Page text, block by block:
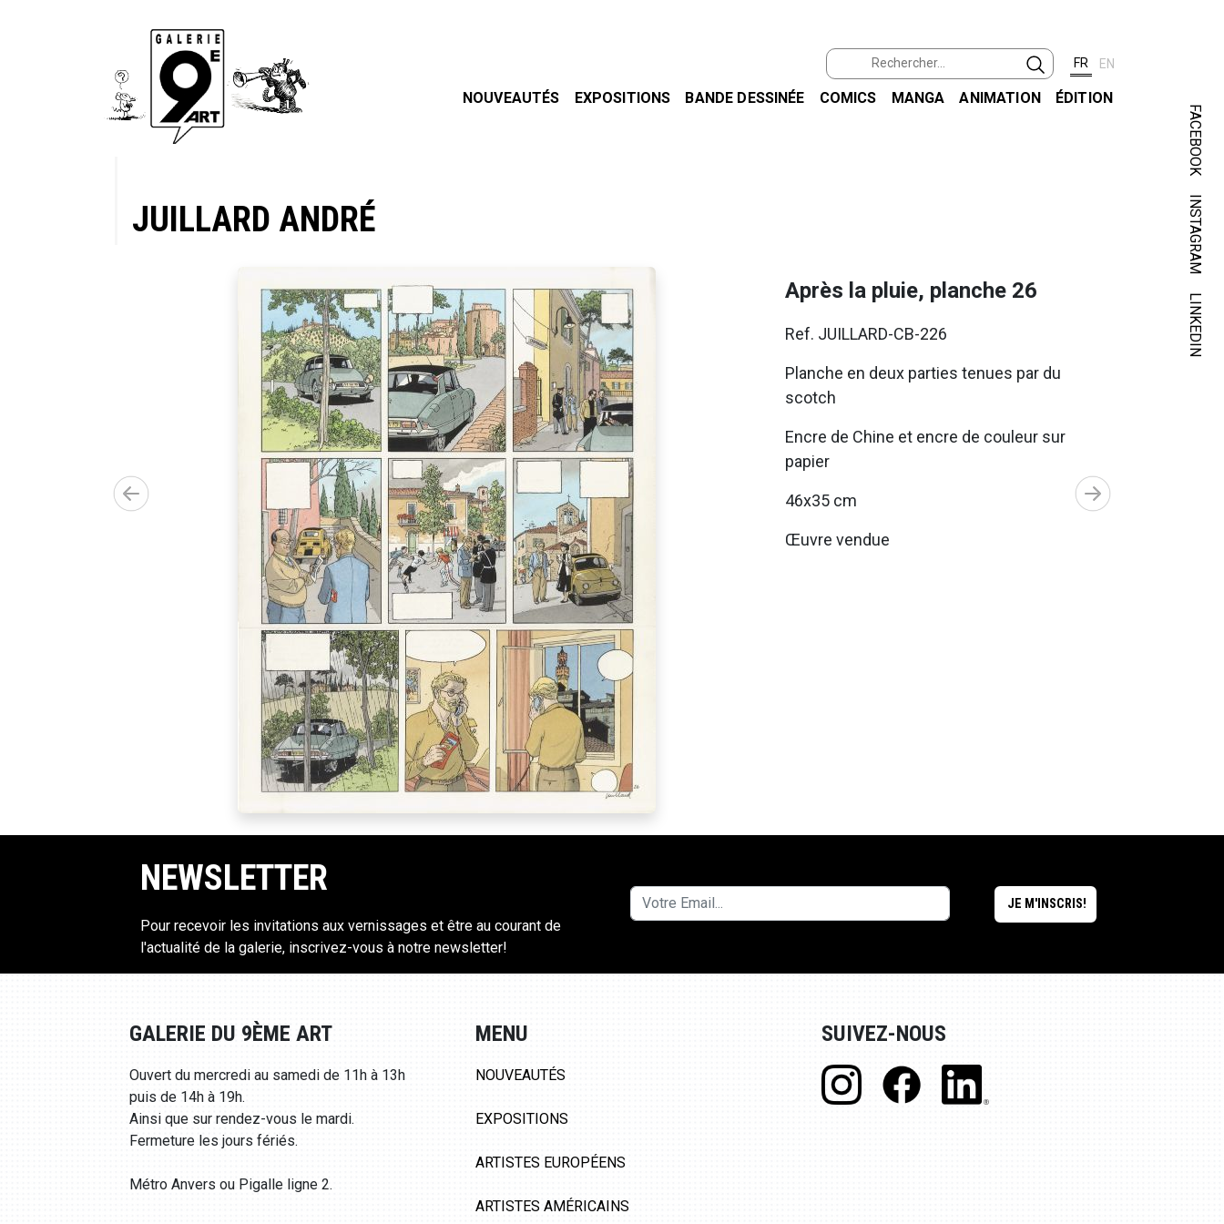
FR EN
NOUVEAUTÉS EXPOSITIONS BANDE DESSINÉE COMICS MANGA ANIMATION ÉDITION
FACEBOOK
INSTAGRAM
LINKEDIN
JUILLARD ANDRÉ
Après la pluie, planche 26
Ref. JUILLARD-CB-226
Planche en deux parties tenues par du
scotch
Encre de Chine et encre de couleur sur
papier
46x35 cm
Œuvre vendue
NEWSLETTER
Pour recevoir les invitations aux vernissages et être au courant de
l'actualité de la galerie, inscrivez-vous à notre newsletter!
GALERIE DU 9ÈME ART
Ouvert du mercredi au samedi de 11h à 13h
puis de 14h à 19h.
Ainsi que sur rendez-vous le mardi.
Fermeture les jours fériés.
Métro Anvers ou Pigalle ligne 2.
MENU
NOUVEAUTÉS
EXPOSITIONS
ARTISTES EUROPÉENS
ARTISTES AMÉRICAINS
SUIVEZ-NOUS